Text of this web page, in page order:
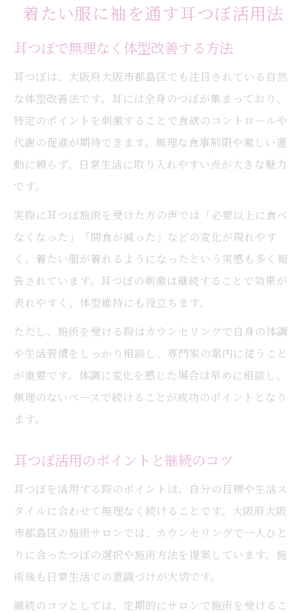
着たい服に袖を通す耳つぼ活用法
耳つぼで無理なく体型改善する方法
耳つぼは、大阪府大阪市都島区でも注目されている自然
な体型改善法です。耳には全身のつぼが集まっており、
特定のポイントを刺激することで食欲のコントロールや
代謝の促進が期待できます。無理な食事制限や激しい運
動に頼らず、日常生活に取り入れやすい点が大きな魅力
です。
実際に耳つぼ施術を受けた方の声では「必要以上に食べ
なくなった」「間食が減った」などの変化が現れやす
く、着たい服が着れるようになったという実感も多く報
告されています。耳つぼの刺激は継続することで効果が
表れやすく、体型維持にも役立ちます。
ただし、施術を受ける際はカウンセリングで自身の体調
や生活習慣をしっかり相談し、専門家の案内に従うこと
が重要です。体調に変化を感じた場合は早めに相談し、
無理のないペースで続けることが成功のポイントとなり
ます。
耳つぼ活用のポイントと継続のコツ
耳つぼを活用する際のポイントは、自分の目標や生活ス
タイルに合わせて無理なく続けることです。大阪府大阪
市都島区の施術サロンでは、カウンセリングで一人ひと
りに合ったつぼの選択や施術方法を提案しています。施
術後も日常生活での意識づけが大切です。
継続のコツとしては、定期的にサロンで施術を受けるこ